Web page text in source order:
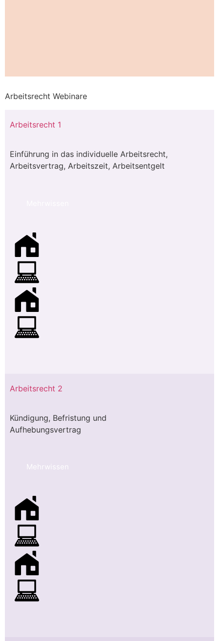
Arbeitsrecht Webinare
Arbeitsrecht 1
Einführung in das individuelle Arbeitsrecht,
Arbeitsvertrag, Arbeitszeit, Arbeitsentgelt
Arbeitsrecht 2
Kündigung, Befristung und
Aufhebungsvertrag
Mehrwissen